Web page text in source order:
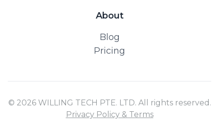
About
Blog
Pricing
© 2026 WILLING TECH PTE. LTD. All rights reserved.
Privacy Policy & Terms